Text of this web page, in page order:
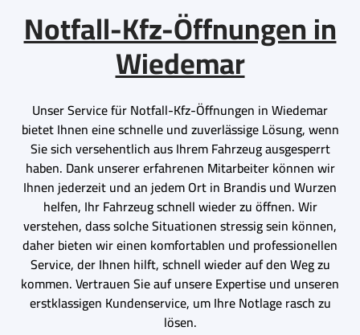
Notfall-Kfz-Öffnungen in
Wiedemar
Unser Service für Notfall-Kfz-Öffnungen in Wiedemar
bietet Ihnen eine schnelle und zuverlässige Lösung, wenn
Sie sich versehentlich aus Ihrem Fahrzeug ausgesperrt
haben. Dank unserer erfahrenen Mitarbeiter können wir
Ihnen jederzeit und an jedem Ort in Brandis und Wurzen
helfen, Ihr Fahrzeug schnell wieder zu öffnen. Wir
verstehen, dass solche Situationen stressig sein können,
daher bieten wir einen komfortablen und professionellen
Service, der Ihnen hilft, schnell wieder auf den Weg zu
kommen. Vertrauen Sie auf unsere Expertise und unseren
erstklassigen Kundenservice, um Ihre Notlage rasch zu
lösen.